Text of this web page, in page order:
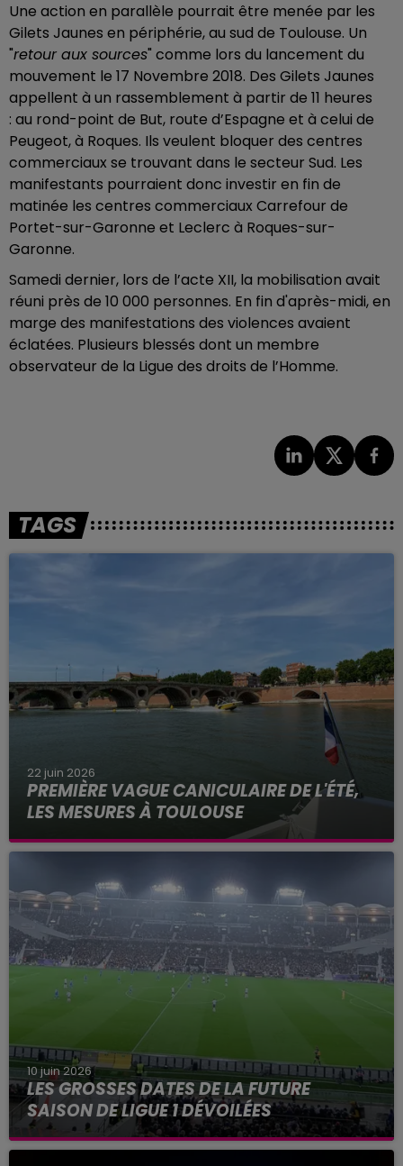
Une action en parallèle pourrait être menée par les
Gilets Jaunes en périphérie, au sud de Toulouse. Un
"retour aux sources" comme lors du lancement du
mouvement le 17 Novembre 2018. Des Gilets Jaunes
appellent à un rassemblement à partir de 11 heures
: au rond-point de But, route d’Espagne et à celui de
Peugeot, à Roques. Ils veulent bloquer des centres
commerciaux se trouvant dans le secteur Sud. Les
manifestants pourraient donc investir en fin de
matinée les centres commerciaux Carrefour de
Portet-sur-Garonne et Leclerc à Roques-sur-
Garonne.
Samedi dernier, lors de l’acte XII, la mobilisation avait
réuni près de 10 000 personnes. En fin d'après-midi, en
marge des manifestations des violences avaient
éclatées. Plusieurs blessés dont un membre
observateur de la Ligue des droits de l’Homme.
TAGS
22 juin 2026
PREMIÈRE VAGUE CANICULAIRE DE L'ÉTÉ,
LES MESURES À TOULOUSE
Alors que les températures frôlent les 40 degrés
ce lundi 22 juin 2026 à Toulouse, Météo France
place la Haute-Garonne et 48 autres
départements en alerte...
10 juin 2026
LES GROSSES DATES DE LA FUTURE
SAISON DE LIGUE 1 DÉVOILÉES
Parmi les grosses dates de la saison à venir, une
ultime journée au Parc des Princes en mai